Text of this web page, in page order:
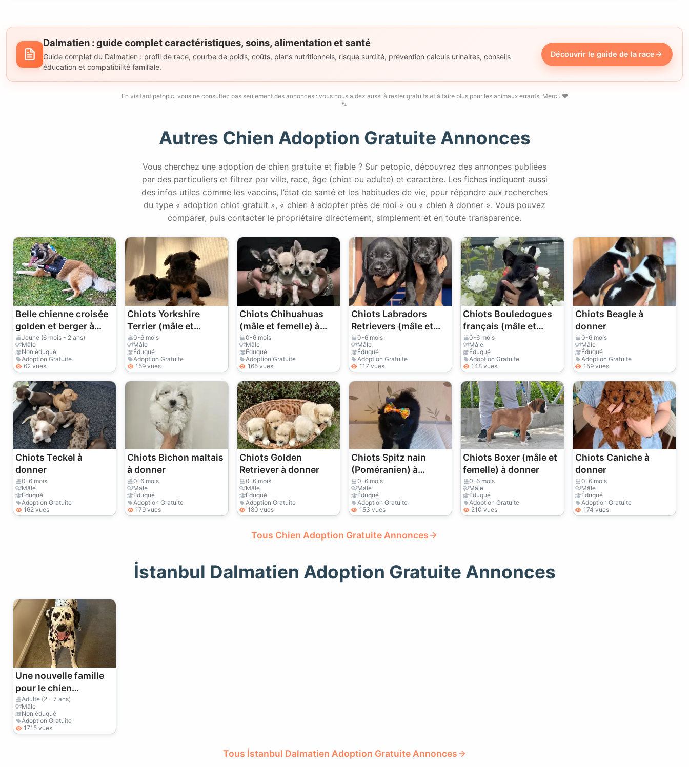
Dalmatien : guide complet caractéristiques, soins, alimentation et santé
Guide complet du Dalmatien : profil de race, courbe de poids, coûts, plans nutritionnels, risque surdité, prévention calculs urinaires, conseils
éducation et compatibilité familiale.
Découvrir le guide de la race
En visitant petopic, vous ne consultez pas seulement des annonces : vous nous aidez aussi à rester gratuits et à faire plus pour les animaux errants. Merci. ❤️
🐾
Autres Chien Adoption Gratuite Annonces
Vous cherchez une adoption de chien gratuite et fiable ? Sur petopic, découvrez des annonces publiées
par des particuliers et filtrez par ville, race, âge (chiot ou adulte) et caractère. Les fiches indiquent aussi
des infos utiles comme les vaccins, l’état de santé et les habitudes de vie, pour répondre aux recherches
du type « adoption chiot gratuit », « chien à adopter près de moi » ou « chien à donner ». Vous pouvez
comparer, puis contacter le propriétaire directement, simplement et en toute transparence.
Belle chienne croisée
golden et berger à
donner
Jeune (6 mois - 2 ans)
Mâle
Non éduqué
Adoption Gratuite
62 vues
Chiots Yorkshire
Terrier (mâle et
femelle) à donner
0-6 mois
Mâle
Éduqué
Adoption Gratuite
159 vues
Chiots Chihuahuas
(mâle et femelle) à
donner
0-6 mois
Mâle
Éduqué
Adoption Gratuite
165 vues
Chiots Labradors
Retrievers (mâle et
femelle) à donner
0-6 mois
Mâle
Éduqué
Adoption Gratuite
117 vues
Chiots Bouledogues
français (mâle et
femelle) à donner
0-6 mois
Mâle
Éduqué
Adoption Gratuite
148 vues
Chiots Beagle à
donner
0-6 mois
Mâle
Éduqué
Adoption Gratuite
159 vues
Chiots Teckel à
donner
0-6 mois
Mâle
Éduqué
Adoption Gratuite
162 vues
Chiots Bichon maltais
à donner
0-6 mois
Mâle
Éduqué
Adoption Gratuite
179 vues
Chiots Golden
Retriever à donner
0-6 mois
Mâle
Éduqué
Adoption Gratuite
180 vues
Chiots Spitz nain
(Poméranien) à
donner
0-6 mois
Mâle
Éduqué
Adoption Gratuite
153 vues
Chiots Boxer (mâle et
femelle) à donner
0-6 mois
Mâle
Éduqué
Adoption Gratuite
210 vues
Chiots Caniche à
donner
0-6 mois
Mâle
Éduqué
Adoption Gratuite
174 vues
Tous Chien Adoption Gratuite Annonces
İstanbul Dalmatien Adoption Gratuite Annonces
Une nouvelle famille
pour le chien
dalmatien.
Adulte (2 - 7 ans)
Mâle
Non éduqué
Adoption Gratuite
1715 vues
Tous İstanbul Dalmatien Adoption Gratuite Annonces